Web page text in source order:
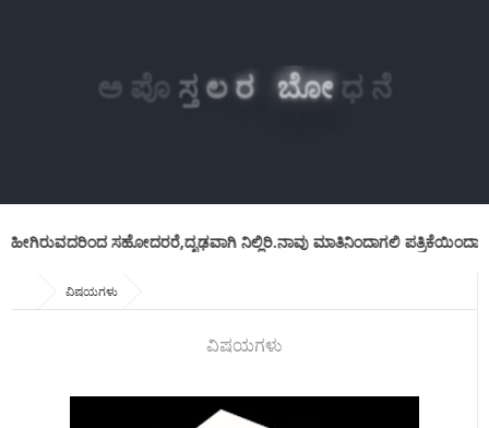
ಅ ಪೊ ಸ್ತ ಲರ ಬೋ ಧ ನೆ
ಸಹೋದರರೆ,ದೃಢವಾಗಿ ನಿಲ್ಲಿರಿ.ನಾವು ಮಾತಿನಿಂದಾಗಲಿ ಪತ್ರಿಕೆಯಿಂದಾಗಲಿ
ವಿಷಯಗಳು
ವಿಷಯಗಳು